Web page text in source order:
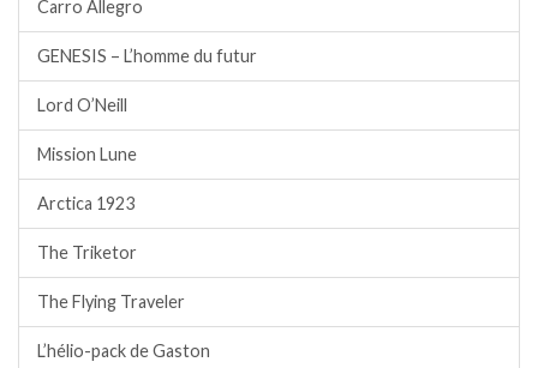
Carro Allegro
GENESIS – L’homme du futur
Lord O’Neill
Mission Lune
Arctica 1923
The Triketor
The Flying Traveler
L’hélio-pack de Gaston